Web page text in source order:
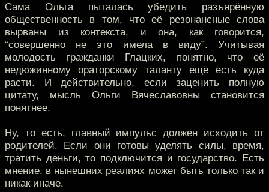
Сама Ольга пыталась убедить разъярённую
общественность в том, что её резонансные слова
вырваны из контекста, и она, как говорится,
“совершенно не это имела в виду”. Учитывая
молодость гражданки Глацких, понятно, что её
недюжинному ораторскому таланту ещё есть куда
расти. И действительно, если заценить полную
цитату, мысль Ольги Вячеславовны становится
понятнее.
Ну, то есть, главный импульс должен исходить от
родителей. Если они готовы уделять силы, время,
тратить деньги, то подключится и государство. Есть
мнение, в нынешних реалиях может быть только так и
никак иначе.